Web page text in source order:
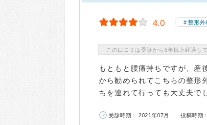
4.0 整形外
この口コミは受診から5年以上経過し
もともと腰痛持ちですが、産
から勧められてこちらの整形
ちを連れて行っても大丈夫で
受診時期： 2021年07月 投稿時期